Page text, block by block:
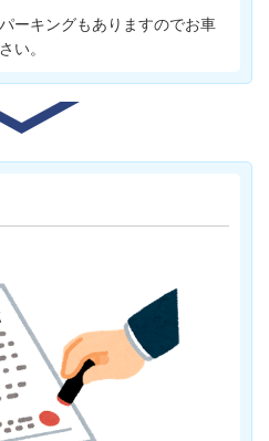
ーキングもありますのでお車
い。